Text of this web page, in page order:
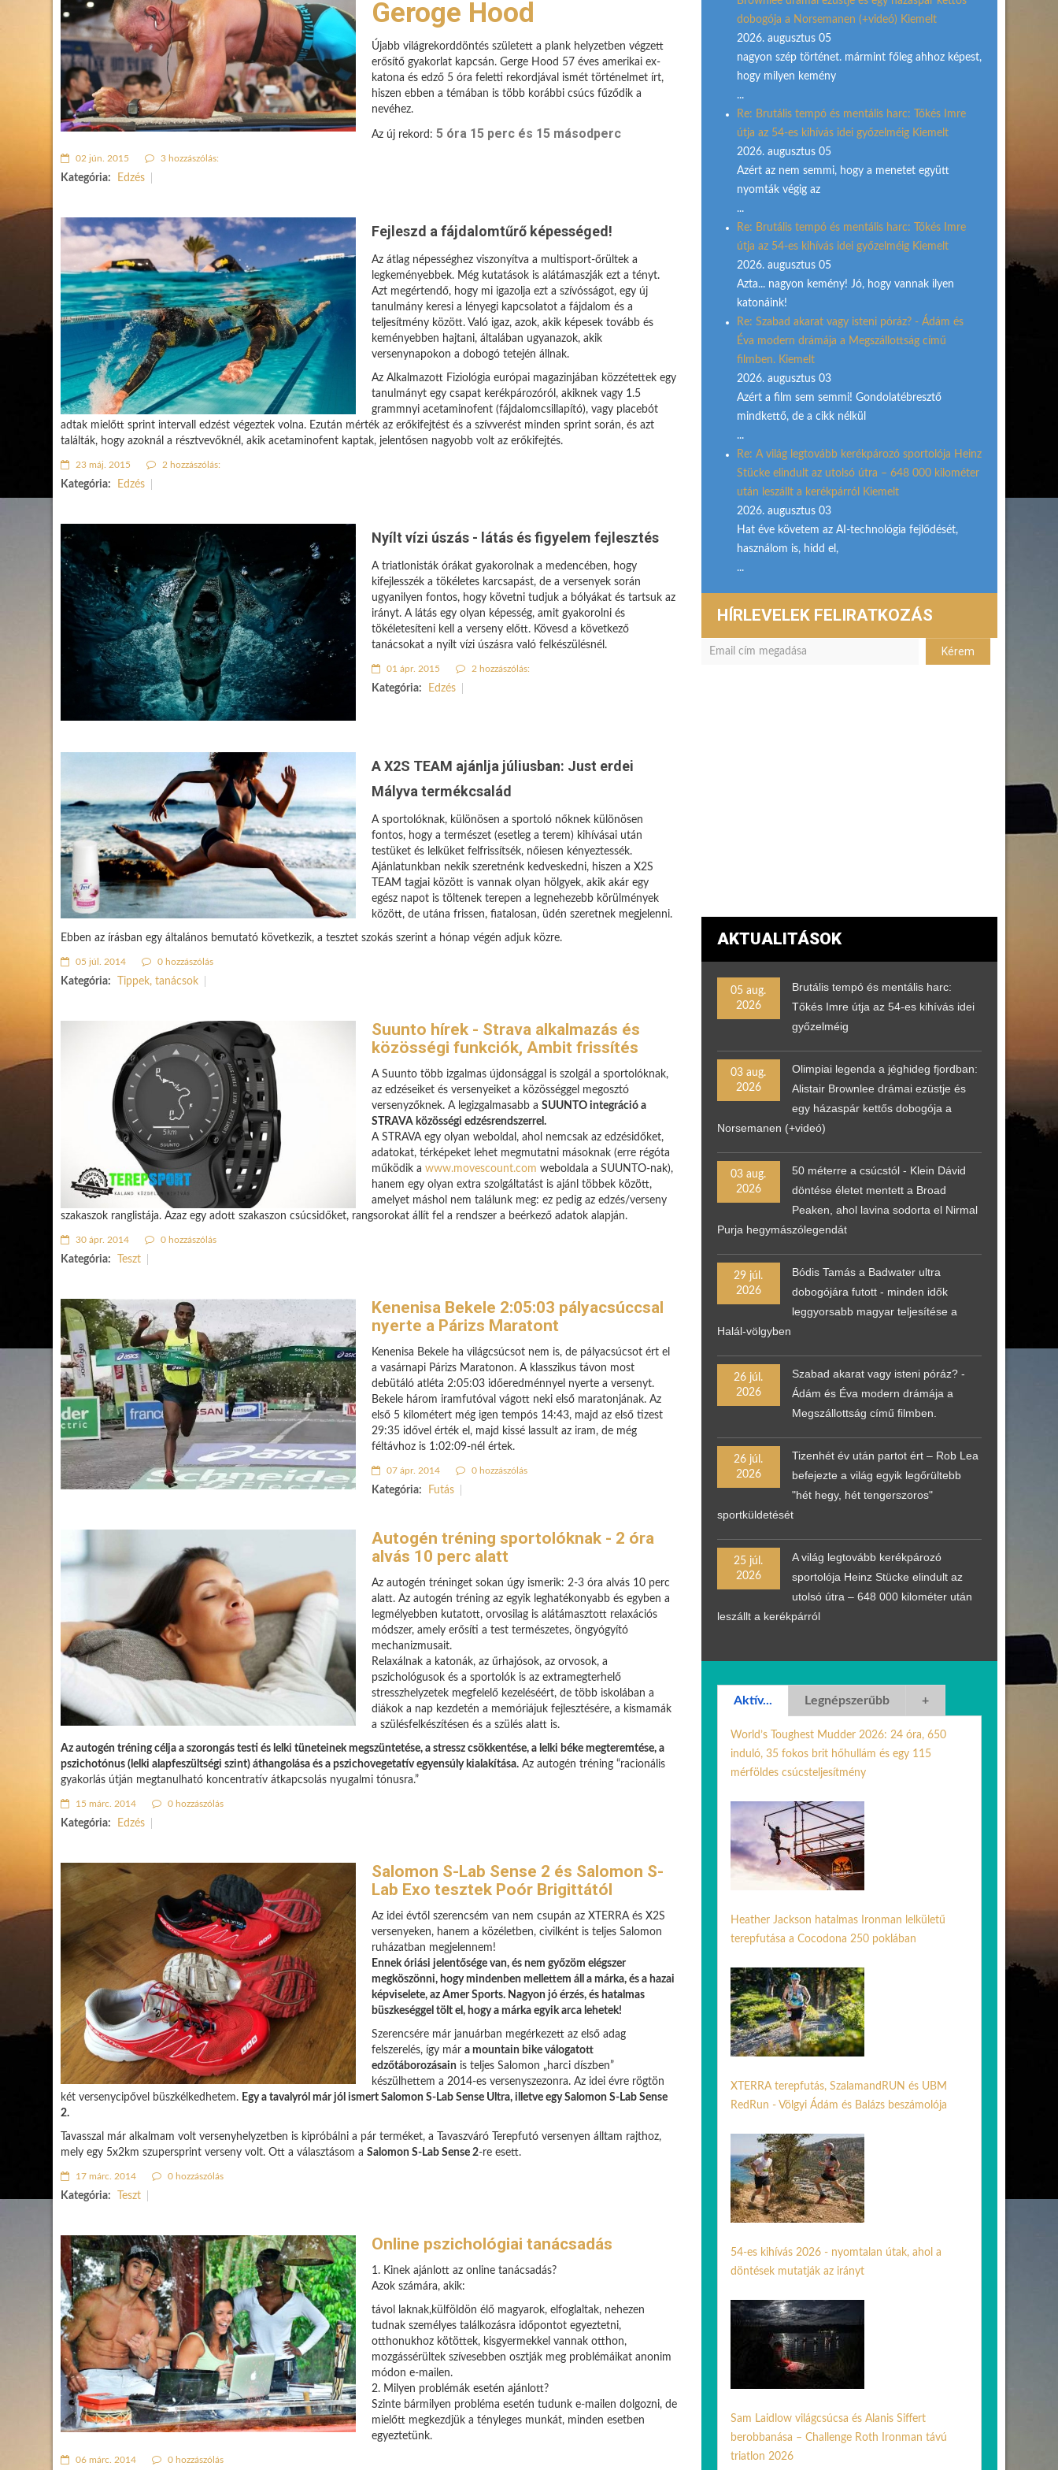
Geroge Hood
Újabb világrekorddöntés született a plank helyzetben végzett
erősítő gyakorlat kapcsán. Gerge Hood 57 éves amerikai ex-
katona és edző 5 óra feletti rekordjával ismét történelmet írt,
hiszen ebben a témában is több korábbi csúcs fűződik a
nevéhez.
Az új rekord: 5 óra 15 perc és 15 másodperc
02 jún. 2015 3 hozzászólás:
Kategória: Edzés
Fejleszd a fájdalomtűrő képességed!
Az átlag népességhez viszonyítva a multisport-őrültek a
legkeményebbek. Még kutatások is alátámaszják ezt a tényt.
Azt megértendő, hogy mi igazolja ezt a szívósságot, egy új
tanulmány keresi a lényegi kapcsolatot a fájdalom és a
teljesítmény között. Való igaz, azok, akik képesek tovább és
keményebben hajtani, általában ugyanazok, akik
versenynapokon a dobogó tetején állnak.
Az Alkalmazott Fiziológia európai magazinjában közzétettek egy
tanulmányt egy csapat kerékpározóról, akiknek vagy 1.5
grammnyi acetaminofent (fájdalomcsillapító), vagy placebót
adtak mielőtt sprint intervall edzést végeztek volna. Ezután mérték az erőkifejtést és a szívverést minden sprint során, és azt
találták, hogy azoknál a résztvevőknél, akik acetaminofent kaptak, jelentősen nagyobb volt az erőkifejtés.
23 máj. 2015 2 hozzászólás:
Kategória: Edzés
Nyílt vízi úszás - látás és figyelem fejlesztés
A triatlonisták órákat gyakorolnak a medencében, hogy
kifejlesszék a tökéletes karcsapást, de a versenyek során
ugyanilyen fontos, hogy követni tudjuk a bólyákat és tartsuk az
irányt. A látás egy olyan képesség, amit gyakorolni és
tökéletesíteni kell a verseny előtt. Kövesd a következő
tanácsokat a nyílt vízi úszásra való felkészülésnél.
01 ápr. 2015 2 hozzászólás:
Kategória: Edzés
A X2S TEAM ajánlja júliusban: Just erdei
Mályva termékcsalád
A sportolóknak, különösen a sportoló nőknek különösen
fontos, hogy a természet (esetleg a terem) kihívásai után
testüket és lelküket felfrissítsék, nőiesen kényeztessék.
Ajánlatunkban nekik szeretnénk kedveskedni, hiszen a X2S
TEAM tagjai között is vannak olyan hölgyek, akik akár egy
egész napot is töltenek terepen a legnehezebb körülmények
között, de utána frissen, fiatalosan, üdén szeretnek megjelenni.
Ebben az írásban egy általános bemutató következik, a tesztet szokás szerint a hónap végén adjuk közre.
05 júl. 2014 0 hozzászólás
Kategória: Tippek, tanácsok
Suunto hírek - Strava alkalmazás és
közösségi funkciók, Ambit frissítés
A Suunto több izgalmas újdonsággal is szolgál a sportolóknak,
az edzéseiket és versenyeiket a közösséggel megosztó
versenyzőknek. A legizgalmasabb a SUUNTO integráció a
STRAVA közösségi edzésrendszerrel.
A STRAVA egy olyan weboldal, ahol nemcsak az edzésidőket,
adatokat, térképeket lehet megmutatni másoknak (erre régóta
működik a www.movescount.com weboldala a SUUNTO-nak),
hanem egy olyan extra szolgáltatást is ajánl többek között,
amelyet máshol nem találunk meg: ez pedig az edzés/verseny
szakaszok ranglistája. Azaz egy adott szakaszon csúcsidőket, rangsorokat állít fel a rendszer a beérkező adatok alapján.
30 ápr. 2014 0 hozzászólás
Kategória: Teszt
Kenenisa Bekele 2:05:03 pályacsúccsal
nyerte a Párizs Maratont
Kenenisa Bekele ha világcsúcsot nem is, de pályacsúcsot ért el
a vasárnapi Párizs Maratonon. A klasszikus távon most
debütáló atléta 2:05:03 időeredménnyel nyerte a versenyt.
Bekele három iramfutóval vágott neki első maratonjának. Az
első 5 kilométert még igen tempós 14:43, majd az első tizest
29:35 idővel érték el, majd kissé lassult az iram, de még
féltávhoz is 1:02:09-nél értek.
07 ápr. 2014 0 hozzászólás
Kategória: Futás
Autogén tréning sportolóknak - 2 óra
alvás 10 perc alatt
Az autogén tréninget sokan úgy ismerik: 2-3 óra alvás 10 perc
alatt. Az autogén tréning az egyik leghatékonyabb és egyben a
legmélyebben kutatott, orvosilag is alátámasztott relaxációs
módszer, amely erősíti a test természetes, öngyógyító
mechanizmusait.
Relaxálnak a katonák, az űrhajósok, az orvosok, a
pszichológusok és a sportolók is az extramegterhelő
stresszhelyzetek megfelelő kezeléséért, de több iskolában a
diákok a nap kezdetén a memóriájuk fejlesztésére, a kismamák
a szülésfelkészítésen és a szülés alatt is.
Az autogén tréning célja a szorongás testi és lelki tüneteinek megszüntetése, a stressz csökkentése, a lelki béke megteremtése, a
pszichotónus (lelki alapfeszültségi szint) áthangolása és a pszichovegetatív egyensúly kialakítása. Az autogén tréning “racionális
gyakorlás útján megtanulható koncentratív átkapcsolás nyugalmi tónusra.”
15 márc. 2014 0 hozzászólás
Kategória: Edzés
Salomon S-Lab Sense 2 és Salomon S-
Lab Exo tesztek Poór Brigittától
Az idei évtől szerencsém van nem csupán az XTERRA és X2S
versenyeken, hanem a közéletben, civilként is teljes Salomon
ruházatban megjelennem!
Ennek óriási jelentősége van, és nem győzöm elégszer
megköszönni, hogy mindenben mellettem áll a márka, és a hazai
képviselete, az Amer Sports. Nagyon jó érzés, és hatalmas
büszkeséggel tölt el, hogy a márka egyik arca lehetek!
Szerencsére már januárban megérkezett az első adag
felszerelés, így már a mountain bike válogatott
edzőtáborozásain is teljes Salomon „harci díszben”
készülhettem a 2014-es versenyszezonra. Az idei évre rögtön
két versenycipővel büszkélkedhetem. Egy a tavalyról már jól ismert Salomon S-Lab Sense Ultra, illetve egy Salomon S-Lab Sense
2.
Tavasszal már alkalmam volt versenyhelyzetben is kipróbálni a pár terméket, a Tavaszváró Terepfutó versenyen álltam rajthoz,
mely egy 5x2km szupersprint verseny volt. Ott a választásom a Salomon S-Lab Sense 2-re esett.
17 márc. 2014 0 hozzászólás
Kategória: Teszt
Online pszichológiai tanácsadás
1. Kinek ajánlott az online tanácsadás?
Azok számára, akik:
távol laknak,külföldön élő magyarok, elfoglaltak, nehezen
tudnak személyes találkozásra időpontot egyeztetni,
otthonukhoz kötöttek, kisgyermekkel vannak otthon,
mozgássérültek szívesebben osztják meg problémáikat anonim
módon e-mailen.
2. Milyen problémák esetén ajánlott?
Szinte bármilyen probléma esetén tudunk e-mailen dolgozni, de
mielőtt megkezdjük a tényleges munkát, minden esetben
egyeztetünk.
06 márc. 2014 0 hozzászólás
dobogója a Norsemanen (+videó) Kiemelt
2026. augusztus 05
nagyon szép történet. mármint főleg ahhoz képest,
hogy milyen kemény
...
Re: Brutális tempó és mentális harc: Tőkés Imre
útja az 54-es kihívás idei győzelméig Kiemelt
2026. augusztus 05
Azért az nem semmi, hogy a menetet együtt
nyomták végig az
...
Re: Brutális tempó és mentális harc: Tőkés Imre
útja az 54-es kihívás idei győzelméig Kiemelt
2026. augusztus 05
Azta... nagyon kemény! Jó, hogy vannak ilyen
katonáink!
Re: Szabad akarat vagy isteni póráz? - Ádám és
Éva modern drámája a Megszállottság című
filmben. Kiemelt
2026. augusztus 03
Azért a film sem semmi! Gondolatébresztő
mindkettő, de a cikk nélkül
...
Re: A világ legtovább kerékpározó sportolója Heinz
Stücke elindult az utolsó útra – 648 000 kilométer
után leszállt a kerékpárról Kiemelt
2026. augusztus 03
Hat éve követem az AI-technológia fejlődését,
használom is, hidd el,
...
HÍRLEVELEK FELIRATKOZÁS
AKTUALITÁSOK
05 aug.
2026
Brutális tempó és mentális harc:
Tőkés Imre útja az 54-es kihívás idei
győzelméig
03 aug.
2026
Olimpiai legenda a jéghideg fjordban:
Alistair Brownlee drámai ezüstje és
egy házaspár kettős dobogója a
Norsemanen (+videó)
03 aug.
2026
50 méterre a csúcstól - Klein Dávid
döntése életet mentett a Broad
Peaken, ahol lavina sodorta el Nirmal
Purja hegymászólegendát
29 júl.
2026
Bódis Tamás a Badwater ultra
dobogójára futott - minden idők
leggyorsabb magyar teljesítése a
Halál-völgyben
26 júl.
2026
Szabad akarat vagy isteni póráz? -
Ádám és Éva modern drámája a
Megszállottság című filmben.
26 júl.
2026
Tizenhét év után partot ért – Rob Lea
befejezte a világ egyik legőrültebb
"hét hegy, hét tengerszoros"
sportküldetését
25 júl.
2026
A világ legtovább kerékpározó
sportolója Heinz Stücke elindult az
utolsó útra – 648 000 kilométer után
leszállt a kerékpárról
Aktív... Legnépszerűbb +
World’s Toughest Mudder 2026: 24 óra, 650
induló, 35 fokos brit hőhullám és egy 115
mérföldes csúcsteljesítmény
Heather Jackson hatalmas Ironman lelkületű
terepfutása a Cocodona 250 poklában
XTERRA terepfutás, SzalamandRUN és UBM
RedRun - Völgyi Ádám és Balázs beszámolója
54-es kihívás 2026 - nyomtalan útak, ahol a
döntések mutatják az irányt
Sam Laidlow világcsúcsa és Alanis Siffert
berobbanása – Challenge Roth Ironman távú
triatlon 2026